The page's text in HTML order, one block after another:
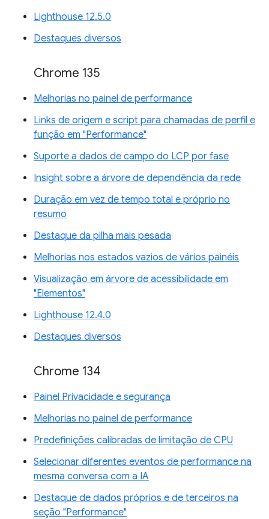
Lighthouse 12.5.0
Destaques diversos
Chrome 135
Melhorias no painel de performance
Links de origem e script para chamadas de perfil e
função em "Performance"
Suporte a dados de campo do LCP por fase
Insight sobre a árvore de dependência da rede
Duração em vez de tempo total e próprio no
resumo
Destaque da pilha mais pesada
Melhorias nos estados vazios de vários painéis
Visualização em árvore de acessibilidade em
"Elementos"
Lighthouse 12.4.0
Destaques diversos
Chrome 134
Painel Privacidade e segurança
Melhorias no painel de performance
Predefinições calibradas de limitação de CPU
Selecionar diferentes eventos de performance na
mesma conversa com a IA
Destaque de dados próprios e de terceiros na
seção "Performance"